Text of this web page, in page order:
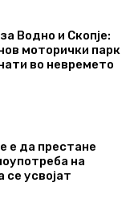
Водно и Скопје:
моторички парк
во невремето
е да престане
на
се усвојат